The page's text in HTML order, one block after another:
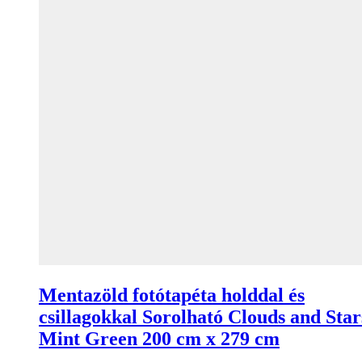
Mentazöld fotótapéta holddal és
csillagokkal Sorolható Clouds and
Mint Green 200 cm x 279 cm